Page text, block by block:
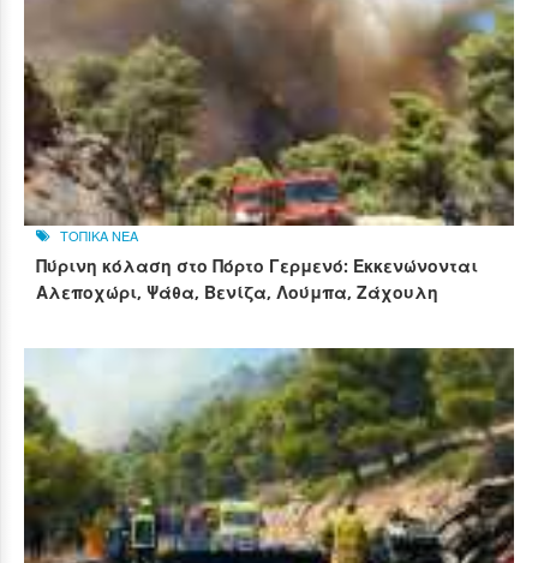
ΤΟΠΙΚΑ ΝΕΑ
Πύρινη κόλαση στο Πόρτο Γερμενό: Εκκενώνονται
Αλεποχώρι, Ψάθα, Βενίζα, Λούμπα, Ζάχουλη